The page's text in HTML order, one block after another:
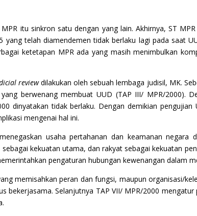
itu sinkron satu dengan yang lain. Akhirnya, ST
telah diamendemen tidak berlaku lagi pada saat
ketetapan MPR ada yang masih menimbulkan
reviewdilakukan oleh sebuah lembaga judisil, MK.
berwenang membuat UUD (TAP III/ MPR/2000).
dinyatakan tidak berlaku. Dengan demikian
mengenai hal ini.
usaha pertahanan dan keamanan negara
kekuatan utama, dan rakyat sebagai kekuatan
pengaturan hubungan kewenangan dalam
memisahkan peran dan fungsi, maupun organisasi/
bekerjasama. Selanjutnya TAP VII/ MPR/2000